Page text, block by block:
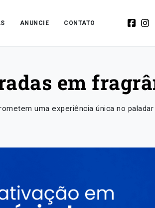
ANUNCIE CONTATO
em
uma experiência única no